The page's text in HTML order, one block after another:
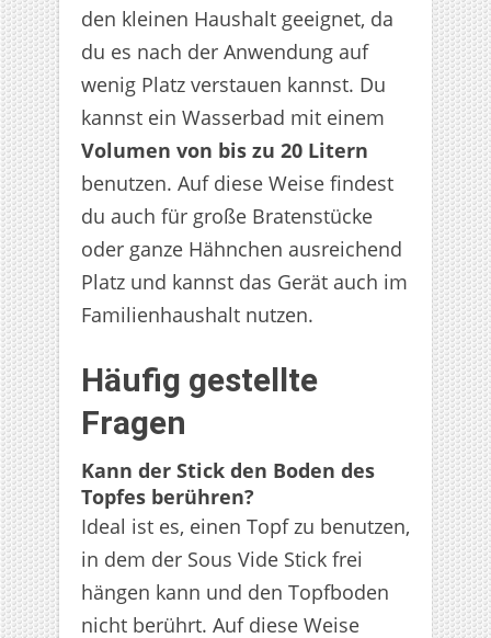
den kleinen Haushalt geeignet, da
du es nach der Anwendung auf
wenig Platz verstauen kannst. Du
kannst ein Wasserbad mit einem
Volumen von bis zu 20 Litern
benutzen. Auf diese Weise findest
du auch für große Bratenstücke
oder ganze Hähnchen ausreichend
Platz und kannst das Gerät auch im
Familienhaushalt nutzen.
Häufig gestellte
Fragen
Kann der Stick den Boden des
Topfes berühren?
Ideal ist es, einen Topf zu benutzen,
in dem der Sous Vide Stick frei
hängen kann und den Topfboden
nicht berührt. Auf diese Weise